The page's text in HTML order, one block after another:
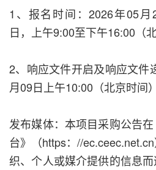
1、报名时间：2026年05
日，上午9:00至下午16:00（
2、响应文件开启及响应文件
月09日上午10:00（北京时间）
发布媒体：本项目采购公告
台》（https：//
织、个人或媒介提供的信息而